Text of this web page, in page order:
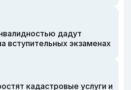
дадут
вступительных экзаменах
кадастровые услуги и